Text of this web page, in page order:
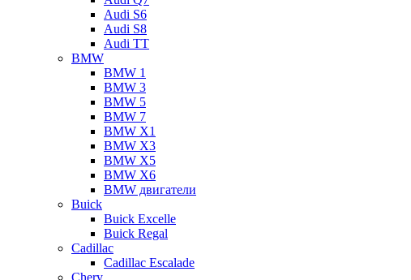
Audi S6
Audi S8
Audi TT
BMW
BMW 1
BMW 3
BMW 5
BMW 7
BMW X1
BMW X3
BMW X5
BMW X6
BMW двигатели
Buick
Buick Excelle
Buick Regal
Cadillac
Cadillac Escalade
Chery